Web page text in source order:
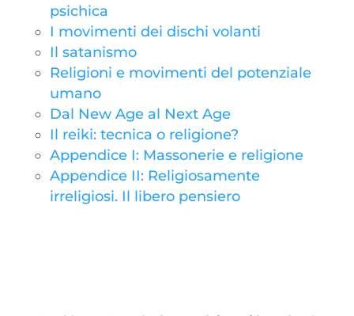
psichica
I movimenti dei dischi volanti
Il satanismo
Religioni e movimenti del potenziale
umano
Dal New Age al Next Age
Il reiki: tecnica o religione?
Appendice I: Massonerie e religione
Appendice II: Religiosamente
irreligiosi. Il libero pensiero